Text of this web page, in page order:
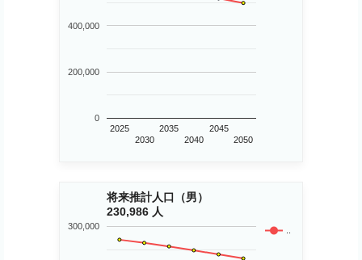
2025
2030
2035
2040
2045
2050
0
200,000
400,000
将来推計人口（男）
230,986 人
..
300,000